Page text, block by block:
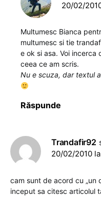
20/02/
Multumesc Bianca
multumesc si tie
e ok si asa. Voi incerca
ceea ce am scris.
Nu e scuza, dar textul
Răspunde
Trandafir92
20/02/2010
cam sunt de acord cu „un
inceput sa citesc articolul